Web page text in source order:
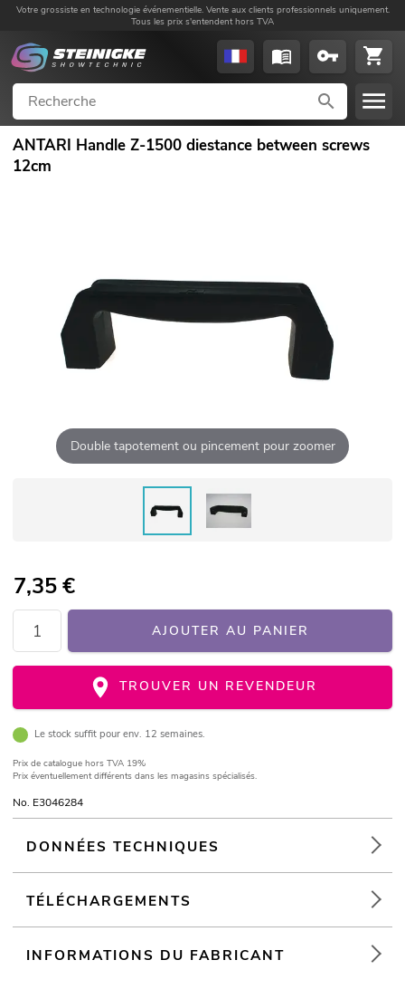
Votre grossiste en technologie événementielle. Vente aux clients professionnels uniquement.
Tous les prix s'entendent hors TVA
ANTARI Handle Z-1500 diestance between screws
12cm
Double tapotement ou pincement pour zoomer
7,35€
AJOUTER AU PANIER
TROUVER UN REVENDEUR
Le stock suffit pour env. 12 semaines.
Prix de catalogue hors TVA 19%
Prix éventuellement différents dans les magasins spécialisés.
No. E3046284
DONNÉES TECHNIQUES
TÉLÉCHARGEMENTS
INFORMATIONS DU FABRICANT